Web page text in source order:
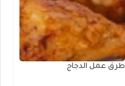
طرق عمل الدجاج